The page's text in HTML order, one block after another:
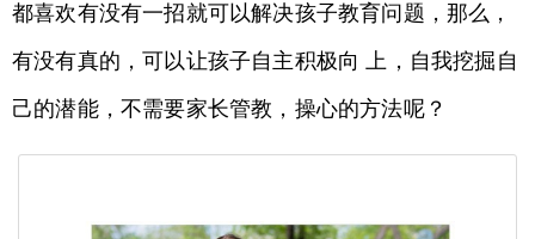
都喜欢有没有一招就可以解决孩子教育问题，那么，
有没有真的，可以让孩子自主积极向 上，自我挖掘自
己的潜能，不需要家长管教，操心的方法呢？